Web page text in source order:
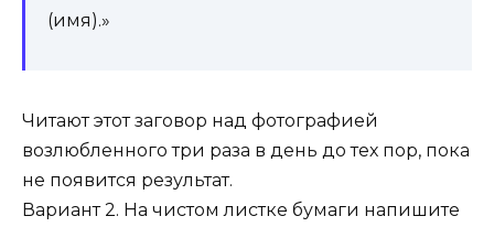
(имя).»
Читают этот заговор над фотографией
возлюбленного три раза в день до тех пор, пока
не появится результат.
Вариант 2. На чистом листке бумаги напишите